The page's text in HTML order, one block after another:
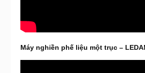
Máy nghiền phế liệu một trục –